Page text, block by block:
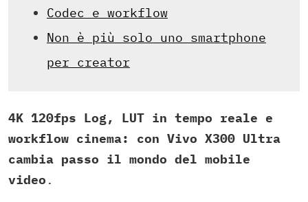
Codec e workflow
Non è più solo uno smartphone
per creator
4K 120fps Log, LUT in tempo reale e
workflow cinema: con Vivo X300 Ultra
cambia passo il mondo del mobile
video .